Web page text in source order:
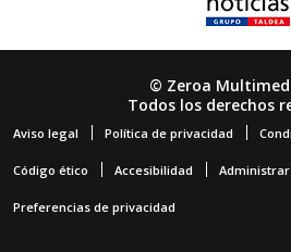
© Zeroa
Todos los derechos
Aviso legal Política de privacidad
Código ético Accesibilidad Administrar
Preferencias de privacidad